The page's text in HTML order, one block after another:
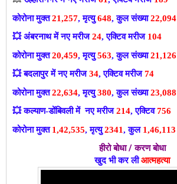
कोरोना मुक्त21,257, मृत्यु648, कुल संख्या22,094
💥अंबरनाथ में नए मरीज24, एक्टिव मरीज 104
कोरोना मुक्त20,459, मृत्यु563, कुल संख्या21,126
💥बदलापुर में नए मरीज34, एक्टिव मरीज74
कोरोना मुक्त22,634, मृत्यु380, कुल संख्या23,088
💥कल्याण-डोंबिवली में नए मरीज214, एक्टिव756
कोरोना मुक्त1,42,535, मृत्यु2341, कुल 1,46,113
हीरो बोधा / करण बोधा
खुद भी कर लीआत्महत्या